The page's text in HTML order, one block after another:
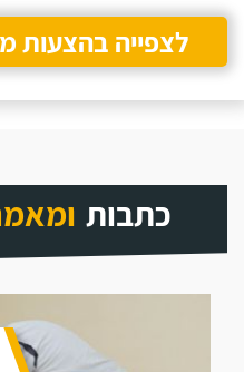
לצפייה בהצעות
כתבות